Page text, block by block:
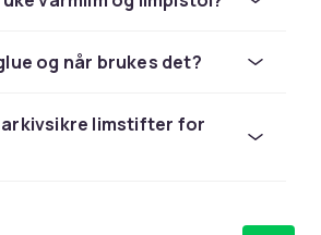
papir og lette
mest praktiske limet for
og når brukes det?
arkivsikre limstifter for